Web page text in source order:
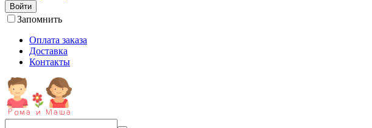
Войти
Запомнить
Оплата заказа
Доставка
Контакты